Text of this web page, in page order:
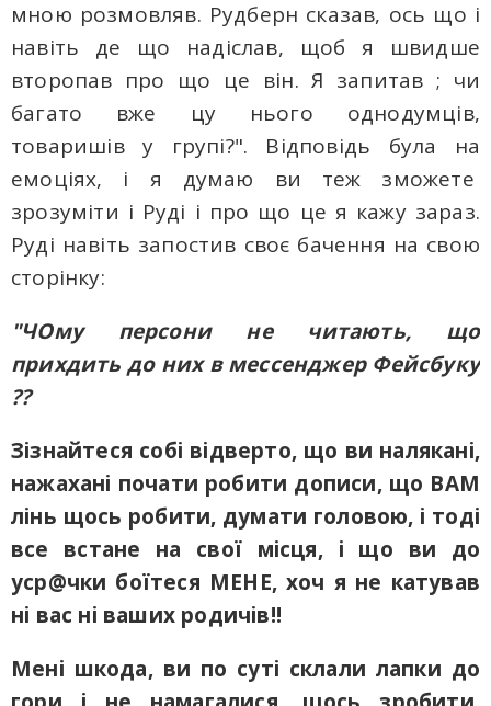
мною розмовляв. Рудберн сказав, ось що і
навіть де що надіслав, щоб я швидше
второпав про що це він. Я запитав ; чи
багато вже цу нього однодумців,
товаришів у групі?". Відповідь була на
емоціях, і я думаю ви теж зможете
зрозуміти і Руді і про що це я кажу зараз.
Руді навіть запостив своє бачення на свою
сторінку:
"ЧОму персони не читають, що
прихдить до них в мессенджер Фейсбуку
??
Зізнайтеся собі відверто, що ви налякані,
нажахані почати робити дописи, що ВАМ
лінь щось робити, думати головою, і тоді
все встане на свої місця, і що ви до
уср@чки боїтеся МЕНЕ, хоч я не катував
ні вас ні ваших родичів!!
Мені шкода, ви по суті склали лапки до